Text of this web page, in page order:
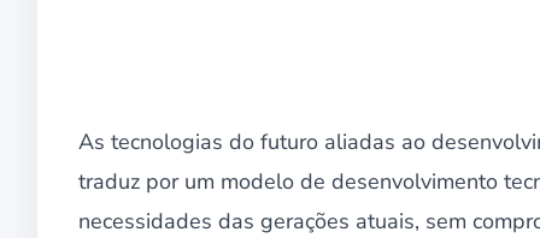
As tecnologias do futuro aliadas ao
traduz por um modelo de desenvolvimento
necessidades das gerações atuais, sem